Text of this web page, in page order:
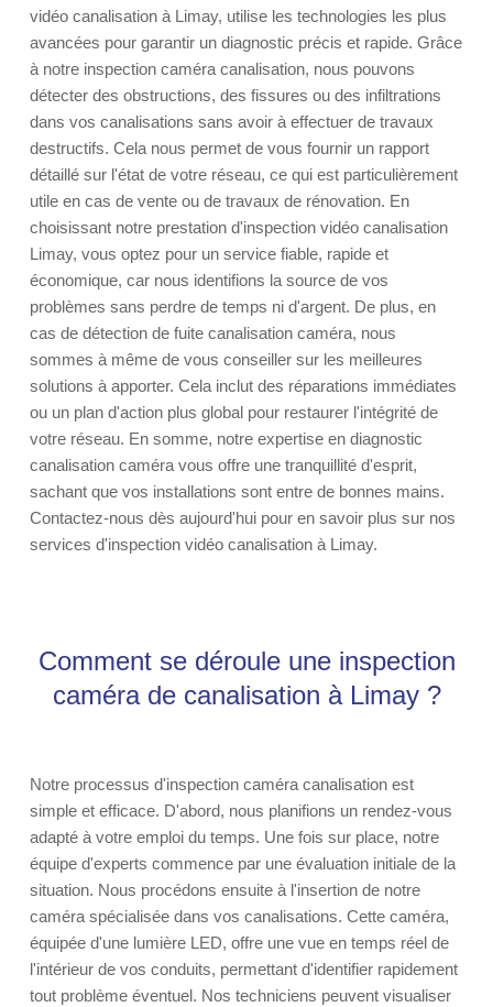
vidéo canalisation à Limay, utilise les technologies les plus
avancées pour garantir un diagnostic précis et rapide. Grâce
à notre inspection caméra canalisation, nous pouvons
détecter des obstructions, des fissures ou des infiltrations
dans vos canalisations sans avoir à effectuer de travaux
destructifs. Cela nous permet de vous fournir un rapport
détaillé sur l'état de votre réseau, ce qui est particulièrement
utile en cas de vente ou de travaux de rénovation. En
choisissant notre prestation d'inspection vidéo canalisation
Limay, vous optez pour un service fiable, rapide et
économique, car nous identifions la source de vos
problèmes sans perdre de temps ni d'argent. De plus, en
cas de détection de fuite canalisation caméra, nous
sommes à même de vous conseiller sur les meilleures
solutions à apporter. Cela inclut des réparations immédiates
ou un plan d'action plus global pour restaurer l'intégrité de
votre réseau. En somme, notre expertise en diagnostic
canalisation caméra vous offre une tranquillité d'esprit,
sachant que vos installations sont entre de bonnes mains.
Contactez-nous dès aujourd'hui pour en savoir plus sur nos
services d'inspection vidéo canalisation à Limay.
Comment se déroule une inspection
caméra de canalisation à Limay ?
Notre processus d'inspection caméra canalisation est
simple et efficace. D'abord, nous planifions un rendez-vous
adapté à votre emploi du temps. Une fois sur place, notre
équipe d'experts commence par une évaluation initiale de la
situation. Nous procédons ensuite à l'insertion de notre
caméra spécialisée dans vos canalisations. Cette caméra,
équipée d'une lumière LED, offre une vue en temps réel de
l'intérieur de vos conduits, permettant d'identifier rapidement
tout problème éventuel. Nos techniciens peuvent visualiser